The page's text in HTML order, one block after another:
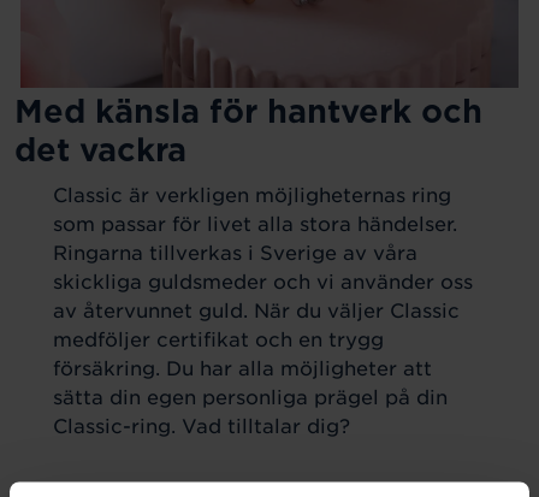
Med känsla för hantverk och
det vackra
Classic är verkligen möjligheternas ring
som passar för livet alla stora händelser.
Ringarna tillverkas i Sverige av våra
skickliga guldsmeder och vi använder oss
av återvunnet guld. När du väljer Classic
medföljer certifikat och en trygg
försäkring. Du har alla möjligheter att
sätta din egen personliga prägel på din
Classic-ring. Vad tilltalar dig?